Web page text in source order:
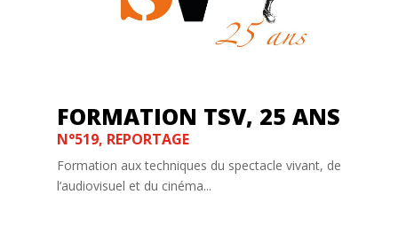
FORMATION TSV, 25 ANS
N°519, REPORTAGE
Formation aux techniques du spectacle vivant, de
l’audiovisuel et du cinéma...